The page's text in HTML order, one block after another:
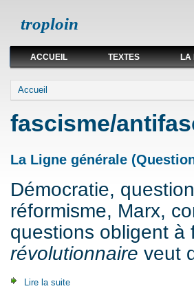
troploin
ACCUEIL TEXTES LA
Vous êtes ici
Accueil
fascisme/
La Ligne générale
Démocratie,
réformisme, Marx,
questions obligent à
révolutionnaire veut
Lire la suite